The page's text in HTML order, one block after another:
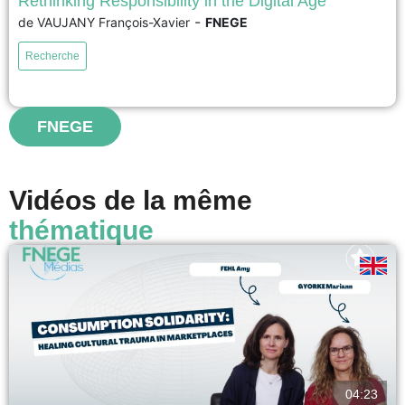
17ème Prix académique de la recherche en management – Prix Syntec
Conseil 2026 – Meilleur article de recherche en management Face à la
complexité croissante des organisations, du numérique et de l’intelligence
de VAUJANY François-Xavier - FNEGE
Recherche
FNEGE
Vidéos de la même
thématique
04:23